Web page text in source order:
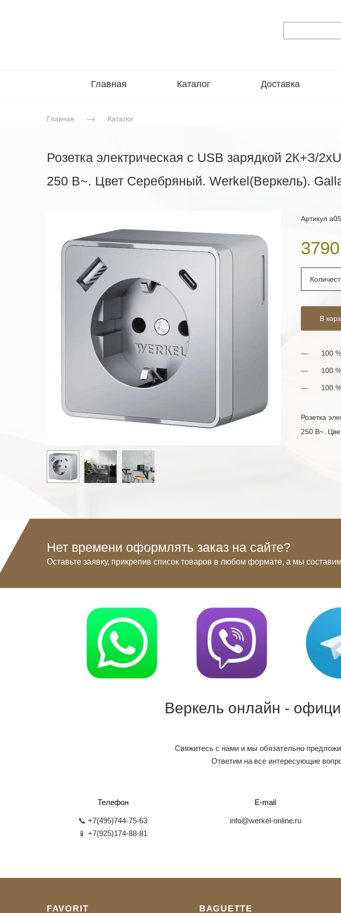
Главная Каталог Доставка
Главная Каталог
Розетка электрическая с USB зарядкой 2К+З/
250 В~. Цвет Серебряный. Werkel(Веркель).
Артикул
В
100
100
100
Розетка
250 В~.
Нет времени оформлять заказ на сайте?
Оставьте заявку, прикрепив список товаров в любом формате, а мы
Веркель онлайн -
Свяжитесь с нами и мы обязательно
Ответим на все интересующие
Телефон
📞 +7(495)744-75-63
📱 +7(925)174-88-81
E-mail
info@werkel-online.ru
FAVORIT BAGUETTE